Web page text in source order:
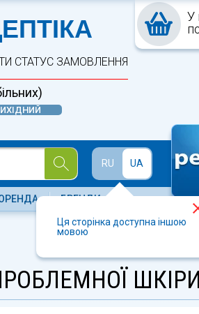
У
АПТЕКА
СТАТУС ЗАМОВЛЕННЯ
RU UA
Ця сторінка доступна іншою
мовою
БРЕНДИ
ШКІРИ